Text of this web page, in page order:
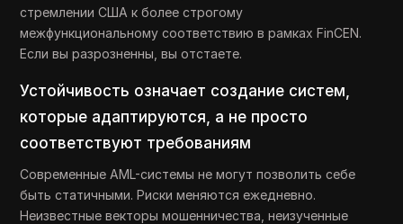
стремлении США к более строгому
межфункциональному соответствию в рамках FinCEN.
Если вы разрозненны, вы отстаете.
Устойчивость означает создание систем,
которые адаптируются, а не просто
соответствуют требованиям
Современные AML-системы не могут позволить себе
быть статичными. Риски меняются ежедневно.
Неизвестные векторы мошенничества, неизученные